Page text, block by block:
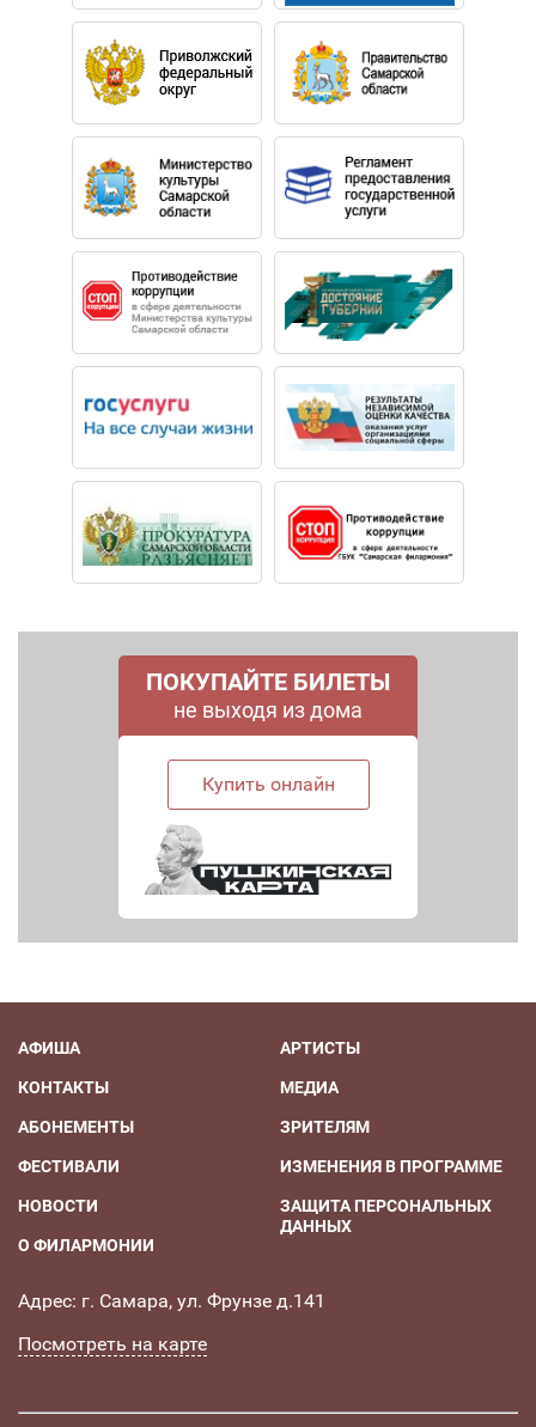
ПОКУПАЙТЕ БИЛЕТЫ
не выходя из дома
Купить онлайн
АФИША
КОНТАКТЫ
АБОНЕМЕНТЫ
ФЕСТИВАЛИ
НОВОСТИ
О ФИЛАРМОНИИ
АРТИСТЫ
МЕДИА
ЗРИТЕЛЯМ
ИЗМЕНЕНИЯ В ПРОГРАММЕ
ЗАЩИТА ПЕРСОНАЛЬНЫХ
ДАННЫХ
Адрес: г. Самара, ул. Фрунзе д.141
Посмотреть на карте